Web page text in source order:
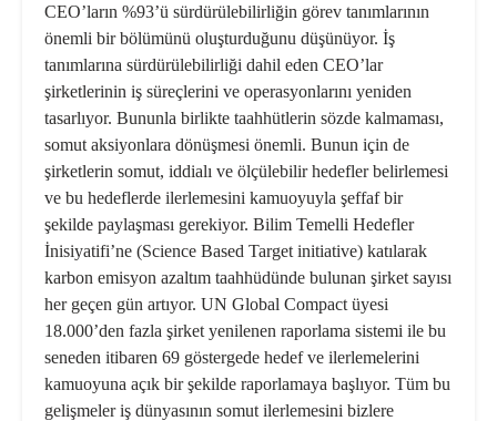
CEO’ların %93’ü sürdürülebilirliğin görev tanımlarının
önemli bir bölümünü oluşturduğunu düşünüyor. İş
tanımlarına sürdürülebilirliği dahil eden CEO’lar
şirketlerinin iş süreçlerini ve operasyonlarını yeniden
tasarlıyor. Bununla birlikte taahhütlerin sözde kalmaması,
somut aksiyonlara dönüşmesi önemli. Bunun için de
şirketlerin somut, iddialı ve ölçülebilir hedefler belirlemesi
ve bu hedeflerde ilerlemesini kamuoyuyla şeffaf bir
şekilde paylaşması gerekiyor. Bilim Temelli Hedefler
İnisiyatifi’ne (Science Based Target initiative) katılarak
karbon emisyon azaltım taahhüdünde bulunan şirket sayısı
her geçen gün artıyor. UN Global Compact üyesi
18.000’den fazla şirket yenilenen raporlama sistemi ile bu
seneden itibaren 69 göstergede hedef ve ilerlemelerini
kamuoyuna açık bir şekilde raporlamaya başlıyor. Tüm bu
gelişmeler iş dünyasının somut ilerlemesini bizlere